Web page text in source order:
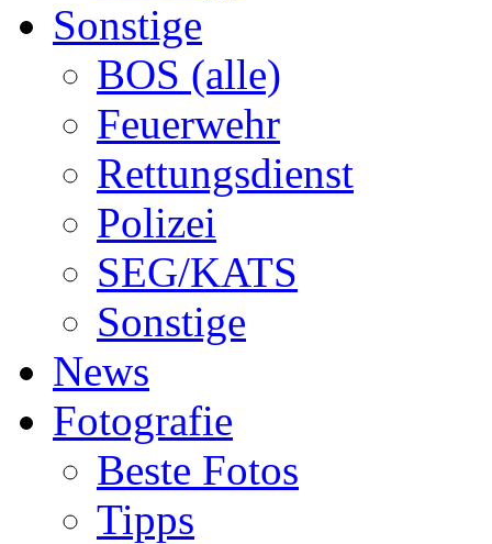
Sonstige
BOS (alle)
Feuerwehr
Rettungsdienst
Polizei
SEG/KATS
Sonstige
News
Fotografie
Beste Fotos
Tipps